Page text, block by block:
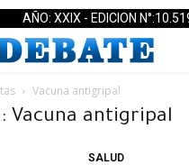
AÑO: XXIX - EDICION
Vacuna antigripal
Vacuna antigripal
SALUD